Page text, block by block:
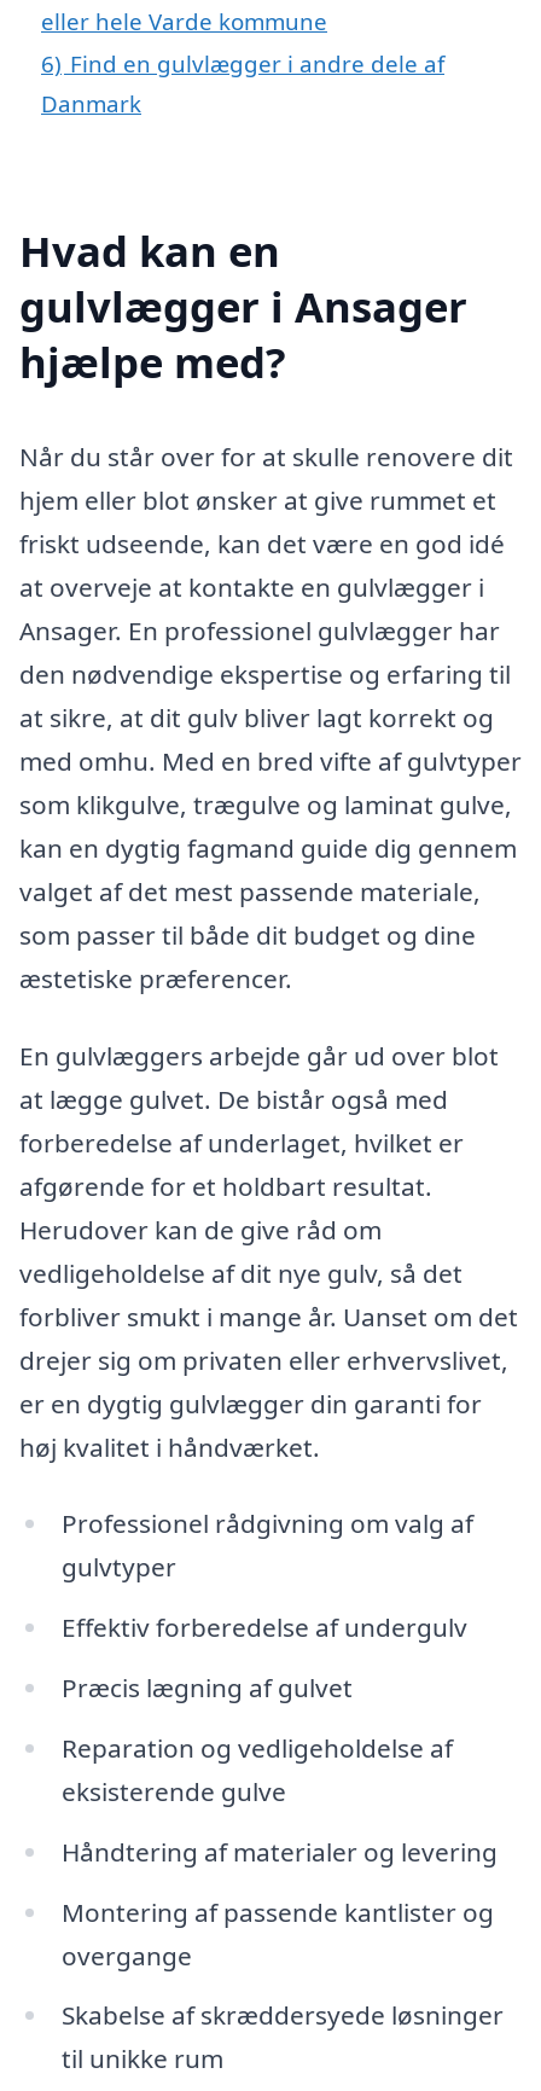
eller hele Varde kommune
6) Find en gulvlægger i andre dele af
Danmark
Hvad kan en
gulvlægger i Ansager
hjælpe med?
Når du står over for at skulle renovere dit
hjem eller blot ønsker at give rummet et
friskt udseende, kan det være en god idé
at overveje at kontakte en gulvlægger i
Ansager. En professionel gulvlægger har
den nødvendige ekspertise og erfaring til
at sikre, at dit gulv bliver lagt korrekt og
med omhu. Med en bred vifte af gulvtyper
som klikgulve, trægulve og laminat gulve,
kan en dygtig fagmand guide dig gennem
valget af det mest passende materiale,
som passer til både dit budget og dine
æstetiske præferencer.
En gulvlæggers arbejde går ud over blot
at lægge gulvet. De bistår også med
forberedelse af underlaget, hvilket er
afgørende for et holdbart resultat.
Herudover kan de give råd om
vedligeholdelse af dit nye gulv, så det
forbliver smukt i mange år. Uanset om det
drejer sig om privaten eller erhvervslivet,
er en dygtig gulvlægger din garanti for
høj kvalitet i håndværket.
Professionel rådgivning om valg af
gulvtyper
Effektiv forberedelse af undergulv
Præcis lægning af gulvet
Reparation og vedligeholdelse af
eksisterende gulve
Håndtering af materialer og levering
Montering af passende kantlister og
overgange
Skabelse af skræddersyede løsninger
til unikke rum